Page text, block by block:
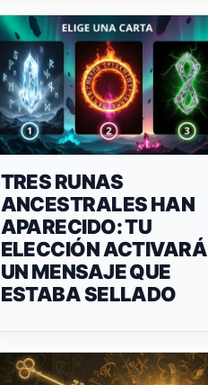
TRES RUNAS
ANCESTRALES HAN
APARECIDO: TU
ELECCIÓN ACTIVARÁ
UN MENSAJE QUE
ESTABA SELLADO